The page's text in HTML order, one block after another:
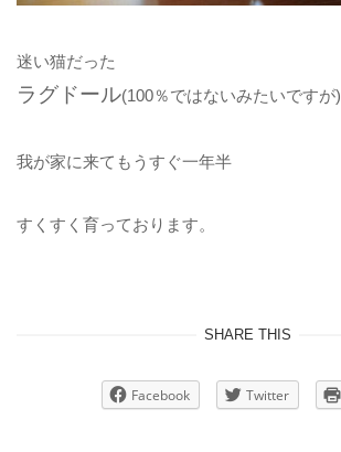
迷い猫だった
ラグドール(100％ではないみたいですが)
我が家に来てもうすぐ一年半
すくすく育っております。
SHARE THIS
Facebook Twitter